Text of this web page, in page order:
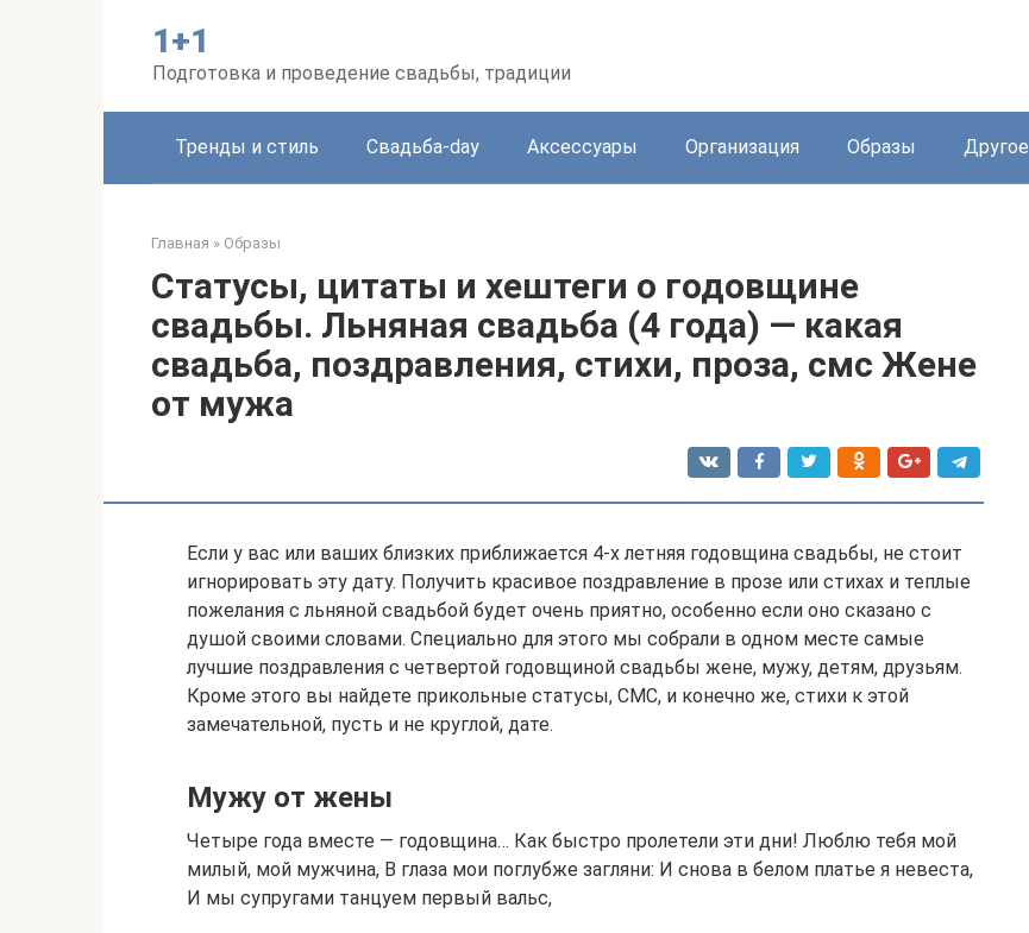
1+1
Подготовка и проведение свадьбы, традиции
Тренды и стиль Свадьба-day Аксессуары Организация Образы Другое
Главная » Образы
Статусы, цитаты и хештеги о годовщине
свадьбы. Льняная свадьба (4 года) — какая
свадьба, поздравления, стихи, проза, смс Жене
от мужа
Если у вас или ваших близких приближается 4-х летняя годовщина свадьбы, не стоит
игнорировать эту дату. Получить красивое поздравление в прозе или стихах и теплые
пожелания с льняной свадьбой будет очень приятно, особенно если оно сказано с
душой своими словами. Специально для этого мы собрали в одном месте самые
лучшие поздравления с четвертой годовщиной свадьбы жене, мужу, детям, друзьям.
Кроме этого вы найдете прикольные статусы, СМС, и конечно же, стихи к этой
замечательной, пусть и не круглой, дате.
Мужу от жены
Четыре года вместе — годовщина… Как быстро пролетели эти дни! Люблю тебя мой
милый, мой мужчина, В глаза мои поглубже загляни: И снова в белом платье я невеста,
И мы супругами танцуем первый вальс,